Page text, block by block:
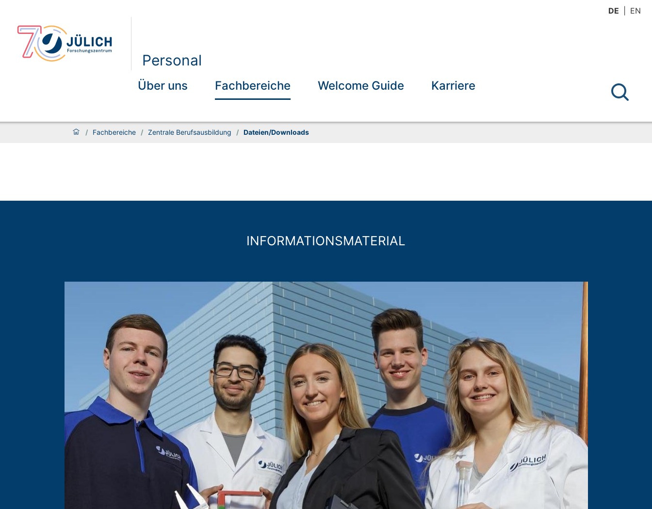
DE EN
Personal
Über uns Fachbereiche Welcome Guide Karriere
/ Fachbereiche / Zentrale Berufsausbildung / Dateien/Downloads
INFORMATIONSMATERIAL